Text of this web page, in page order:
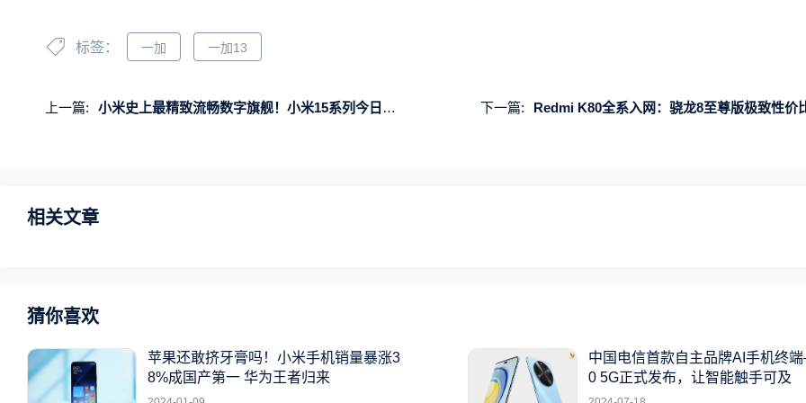
标签： 一加 一加13
上一篇: 小米史上最精致流畅数字旗舰！小米15系列今日首销：4499元起 下一篇: Redmi K80全系入网：骁龙8至尊版极致性价比旗
相关文章
猜你喜欢
苹果还敢挤牙膏吗！小米手机销量暴涨3
8%成国产第一 华为王者归来
中国电信首款自主品牌AI手机终
0 5G正式发布，让智能触手可及